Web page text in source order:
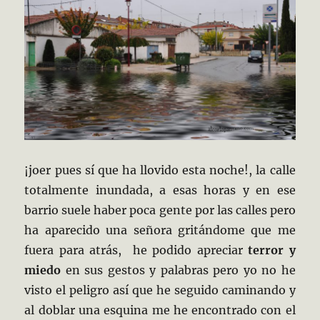
¡joer pues sí que ha llovido esta noche!, la calle
totalmente inundada, a esas horas y en ese
barrio suele haber poca gente por las calles pero
ha aparecido una señora gritándome que me
fuera para atrás, he podido apreciarterror y
miedo en sus gestos y palabras pero yo no he
visto el peligro así que he seguido caminando y
al doblar una esquina me he encontrado con el